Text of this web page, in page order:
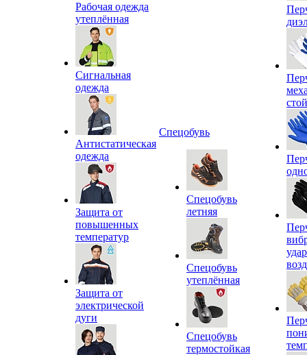
Рабочая одежда
утеплённая
Сигнальная
одежда
Антистатическая
одежда
Защита от
повышенных
температур
Защита от
электрической
дуги
Спецобувь
Спецобувь
летняя
Спецобувь
утеплённая
Спецобувь
термостойкая